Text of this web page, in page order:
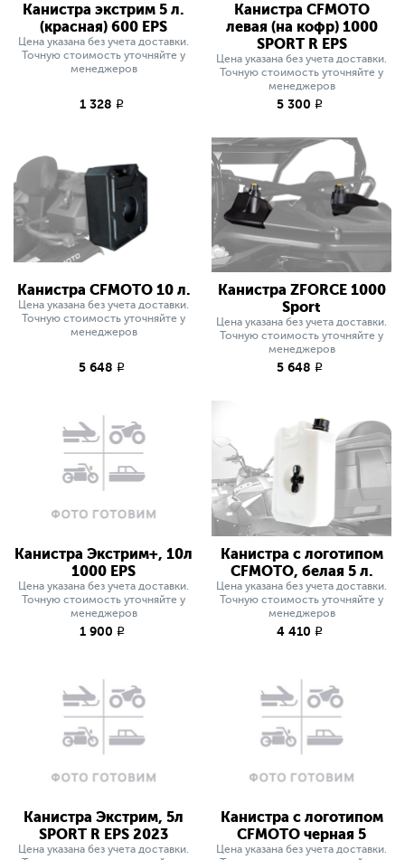
Канистра экстрим 5 л.
(красная) 600 EPS
Цена указана без учета доставки.
Точную стоимость уточняйте у
менеджеров
1 328 q
Канистра CFMOTO
левая (на кофр) 1000
SPORT R EPS
Цена указана без учета доставки.
Точную стоимость уточняйте у
менеджеров
5 300 q
Канистра CFMOTO 10 л.
Цена указана без учета доставки.
Точную стоимость уточняйте у
менеджеров
5 648 q
Канистра ZFORCE 1000
Sport
Цена указана без учета доставки.
Точную стоимость уточняйте у
менеджеров
5 648 q
Канистра Экстрим+, 10л
1000 EPS
Цена указана без учета доставки.
Точную стоимость уточняйте у
менеджеров
1 900 q
Канистра с логотипом
CFMOTO, белая 5 л.
Цена указана без учета доставки.
Точную стоимость уточняйте у
менеджеров
4 410 q
Канистра Экстрим, 5л
SPORT R EPS 2023
Цена указана без учета доставки.
Канистра с логотипом
CFMOTO черная 5
Цена указана без учета доставки.